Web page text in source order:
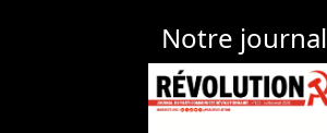
Notre journal